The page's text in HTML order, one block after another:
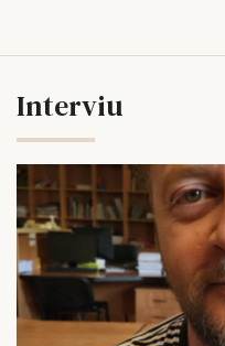
Interviu